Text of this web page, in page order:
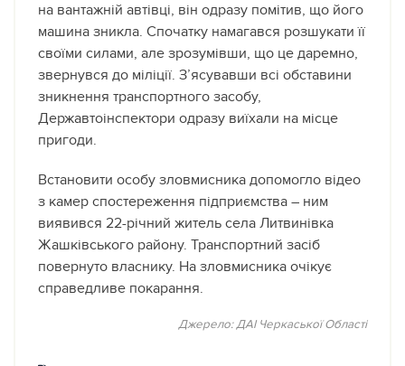
на вантажній автівці, він одразу помітив, що його
машина зникла. Спочатку намагався розшукати її
своїми силами, але зрозумівши, що це даремно,
звернувся до міліції. З’ясувавши всі обставини
зникнення транспортного засобу,
Державтоінспектори одразу виїхали на місце
пригоди.
Встановити особу зловмисника допомогло відео
з камер спостереження підприємства – ним
виявився 22-річний житель села Литвинівка
Жашківського району. Транспортний засіб
повернуто власнику. На зловмисника очікує
справедливе покарання.
Джерело: ДАI Черкаської Областi